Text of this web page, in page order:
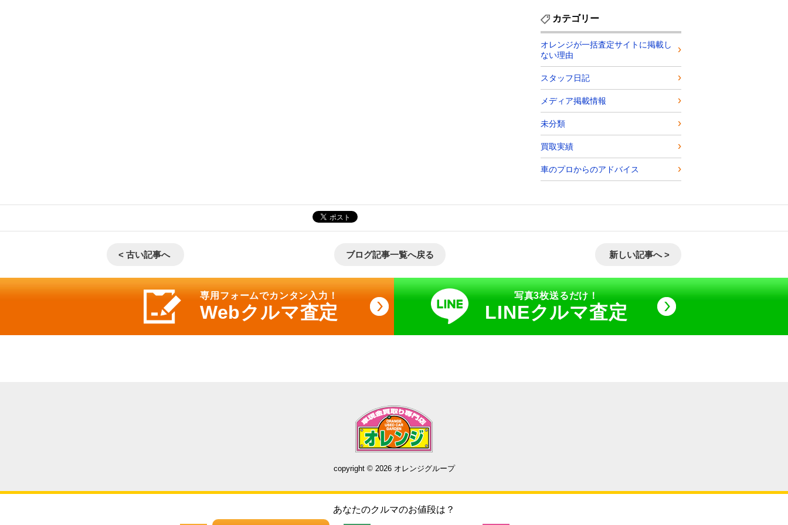
カテゴリー
オレンジが一括査定サイトに掲載し
ない理由
スタッフ日記
メディア掲載情報
未分類
買取実績
車のプロからのアドバイス
< 古い記事へ ブログ記事一覧へ戻る 新しい記事へ >
専用フォームでカンタン入力！
Webクルマ査定
写真3枚送るだけ！
LINEクルマ査定
copyright © 2026 オレンジグループ
あなたのクルマのお値段は？